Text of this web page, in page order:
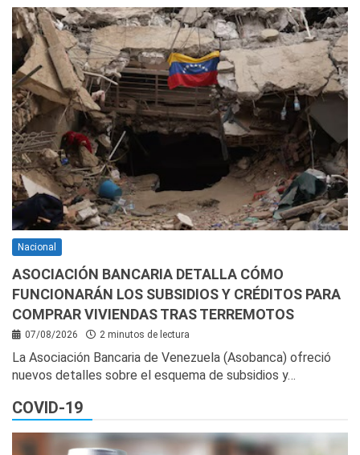
Nacional
ASOCIACIÓN BANCARIA DETALLA CÓMO
FUNCIONARÁN LOS SUBSIDIOS Y CRÉDITOS PARA
COMPRAR VIVIENDAS TRAS TERREMOTOS
07/08/2026 2 minutos de lectura
La Asociación Bancaria de Venezuela (Asobanca) ofreció
nuevos detalles sobre el esquema de subsidios y…
COVID-19